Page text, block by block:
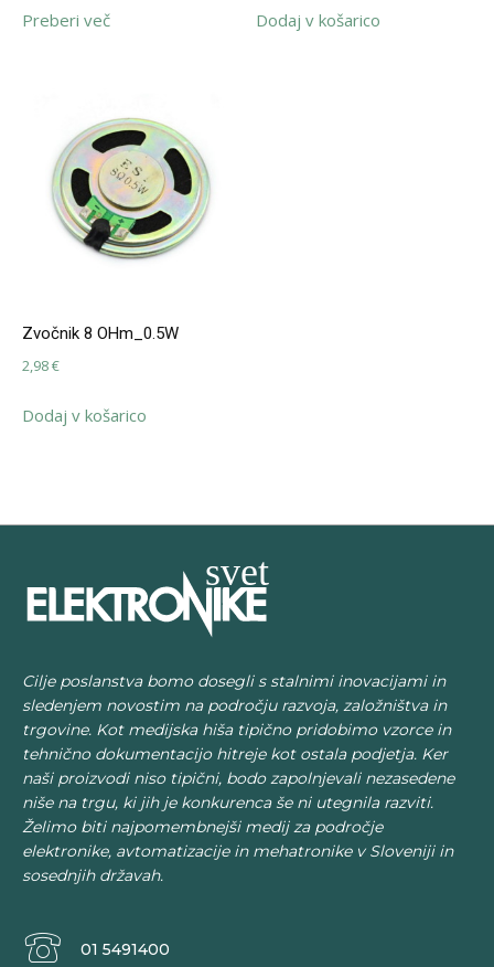
Preberi več Dodaj v košarico
Zvočnik 8 OHm_0.5W
2,98€
Dodaj v košarico
Cilje poslanstva bomo dosegli s stalnimi inovacijami in
sledenjem novostim na področju razvoja, založništva in
trgovine. Kot medijska hiša tipično pridobimo vzorce in
tehnično dokumentacijo hitreje kot ostala podjetja. Ker
naši proizvodi niso tipični, bodo zapolnjevali nezasedene
niše na trgu, ki jih je konkurenca še ni utegnila razviti.
Želimo biti najpomembnejši medij za področje
elektronike, avtomatizacije in mehatronike v Sloveniji in
sosednjih državah.
01 5491400